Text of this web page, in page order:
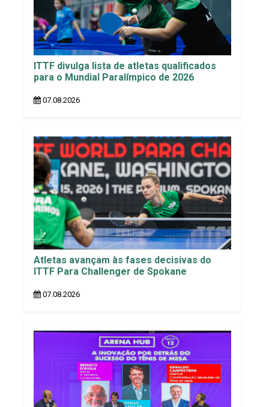
ITTF divulga lista de atletas qualificados
para o Mundial Paralímpico de 2026
07.08.2026
Atletas avançam às fases decisivas do
ITTF Para Challenger de Spokane
07.08.2026